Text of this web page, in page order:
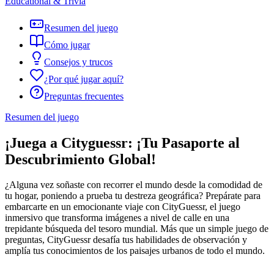
Resumen del juego
Cómo jugar
Consejos y trucos
¿Por qué jugar aquí?
Preguntas frecuentes
Resumen del juego
¡Juega a Cityguessr: ¡Tu Pasaporte al
Descubrimiento Global!
¿Alguna vez soñaste con recorrer el mundo desde la comodidad de
tu hogar, poniendo a prueba tu destreza geográfica? Prepárate para
embarcarte en un emocionante viaje con CityGuessr, el juego
inmersivo que transforma imágenes a nivel de calle en una
trepidante búsqueda del tesoro mundial. Más que un simple juego de
preguntas, CityGuessr desafía tus habilidades de observación y
amplía tus conocimientos de los paisajes urbanos de todo el mundo.